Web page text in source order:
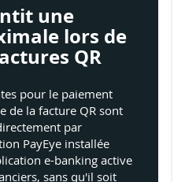
une
lors de
QR
pour le paiement
de la facture QR sont
par
PayEye installée
e-banking active
sans qu'il soit